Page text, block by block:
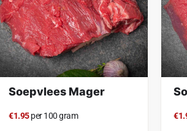
Soepvlees Mager
€1.95per 100 gram